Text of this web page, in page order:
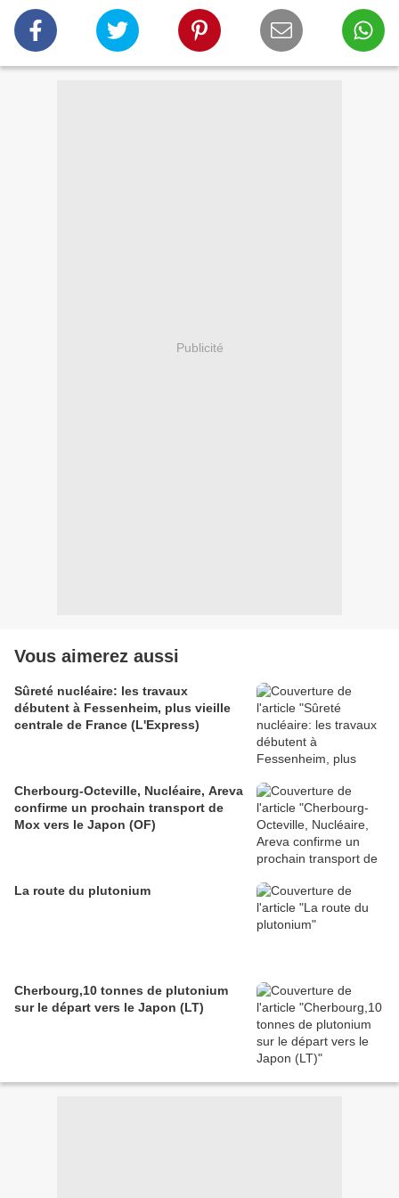
Publicité
Vous aimerez aussi
Sûreté nucléaire: les travaux
débutent à Fessenheim, plus vieille
centrale de France (L'Express)
Cherbourg-Octeville, Nucléaire, Areva
confirme un prochain transport de
Mox vers le Japon (OF)
La route du plutonium
Cherbourg,10 tonnes de plutonium
sur le départ vers le Japon (LT)